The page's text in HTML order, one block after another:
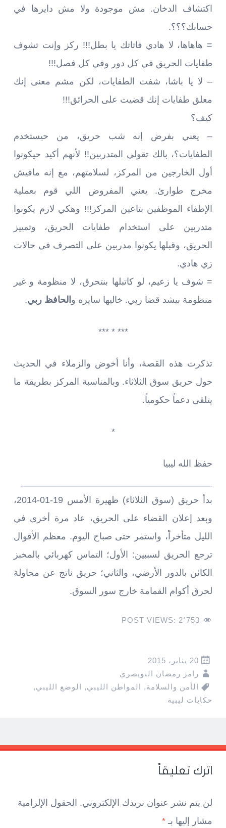
اكتشاف الدخان. مش موجودة ولا مش دايرها في
حسابك؟؟؟.
= هاهاها، لا هادي فاتاتك يا بطل!!! ركز وإنت تشوف
طفايات الحريق في كل دور وفي كل فصل!!!
– لا يا باشا، شفت الطفايات، لكن مشم معنى إنك
معلق طفايات إنك قضيت على الحرائق!!!
كيف؟
– يعني بفرض إنه شب حريق، من حيستخدم
الطفايات؟، بالك تقولي المتدربين!! لأنهم أكيد حيكونوا
أول الخارجين من المركز، لسلامتهم، مع إنه مافيش
مخرج طوارئ. يعني المفروض اللي قوم بعملية
الإطفاء الموظفين بتاعين المركز!!! وهكي لازم يكونوا
متدربين على استخدام طفايات الحريق، وتمييز
الحريق، وقبلها يكونوا مدربين على التصرف في حالات
زي هادي.
= شوف يا زعيم، لو كاتبلها بنتحرق، لا منظومة و غير
منظومة بيشد قضا ربي. خاليها سايره و الحافظ ربي.
*** * ***
تذكرت هذه القصة، وأنا أخوض والزملاء في الحديث
حول حريق سوق الثلاثاء. وبالمناسبة المركز بطريقة ما
يتلقى دعماً حكومياً.
*
حفظ الله ليبيا
بدأ حريق (سوق الثلاثاء) ظهيرة الأمس 19-01-2014،
وبعد إعلان القضاء على الحريق، عاد مرة أخرى في
الليل متأخراً، واستمر حتى صباح اليوم. معظم الأقوال
ترجع الحريق لسببين: الأول؛ التماس كهربائي بالمخبز
الكائن بالدور الأرضي، والثاني؛ حريق ناتج عن محاولة
لحرق أكوام القمامة خارج سور السوق.
POST VIEWS: 2٬753
20 يناير، 2015
رامز رمضان النويصري
الأمن والسلامة, المواطن الليبي, الوضع الليبي,
حكايات ليبية
Post
navigation
←
→
اترك تعليقاً
لن يتم نشر عنوان بريدك الإلكتروني. الحقول الإلزامية
مشار إليها بـ *